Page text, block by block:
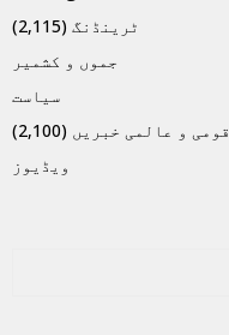
ٹرینڈنگ (2,115)
جموں و کشمیر
سیاست
قومی و عالمی خبریں (2,100)
ویڈیوز